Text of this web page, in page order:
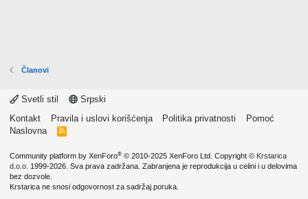
Članovi
Svetli stil
Srpski
Kontakt
Pravila i uslovi korišćenja Politika privatnosti
Pomoć
Naslovna
R
Community platform by XenForo® © 2010-2025 XenForo Ltd. Copyright © Krstarica
d.o.o. 1999-2026. Sva prava zadržana. Zabranjena je reprodukcija u celini i u delovima
bez dozvole.
Krstarica ne snosi odgovornost za sadržaj poruka.